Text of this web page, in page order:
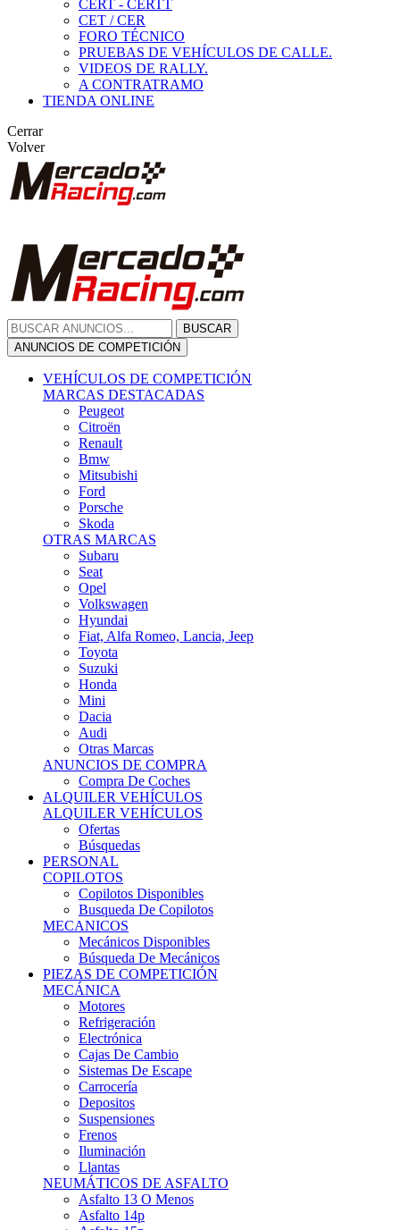
CERT - CERTT
CET / CER
FORO TÉCNICO
PRUEBAS DE VEHÍCULOS DE CALLE.
VIDEOS DE RALLY.
A CONTRATRAMO
TIENDA ONLINE
Cerrar
Volver
BUSCAR
ANUNCIOS DE COMPETICIÓN
VEHÍCULOS DE COMPETICIÓN
MARCAS DESTACADAS
Peugeot
Citroën
Renault
Bmw
Mitsubishi
Ford
Porsche
Skoda
OTRAS MARCAS
Subaru
Seat
Opel
Volkswagen
Hyundai
Fiat, Alfa Romeo, Lancia, Jeep
Toyota
Suzuki
Honda
Mini
Dacia
Audi
Otras Marcas
ANUNCIOS DE COMPRA
Compra De Coches
ALQUILER VEHÍCULOS
ALQUILER VEHÍCULOS
Ofertas
Búsquedas
PERSONAL
COPILOTOS
Copilotos Disponibles
Busqueda De Copilotos
MECANICOS
Mecánicos Disponibles
Búsqueda De Mecánicos
PIEZAS DE COMPETICIÓN
MECÁNICA
Motores
Refrigeración
Electrónica
Cajas De Cambio
Sistemas De Escape
Carrocería
Depositos
Suspensiones
Frenos
Iluminación
Llantas
NEUMÁTICOS DE ASFALTO
Asfalto 13 O Menos
Asfalto 14p
Asfalto 15p
Asfalto 16p